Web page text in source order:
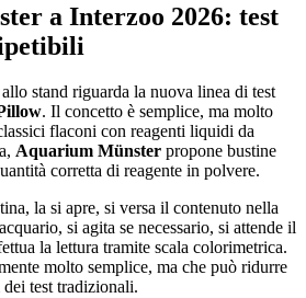
a Interzoo 2026: test
stand riguarda la nuova linea di test
. Il concetto è semplice, ma molto
flaconi con reagenti liquidi da
Aquarium Münster propone bustine
corretta di reagente in polvere.
la si apre, si versa il contenuto nella
si agita se necessario, si attende il
la lettura tramite scala colorimetrica.
molto semplice, ma che può ridurre
test tradizionali.